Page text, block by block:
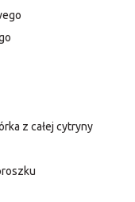
z całej cytryny